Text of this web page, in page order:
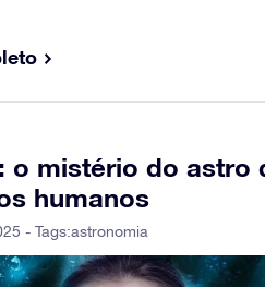
o mistério do astro
humanos
- Tags:astronomia